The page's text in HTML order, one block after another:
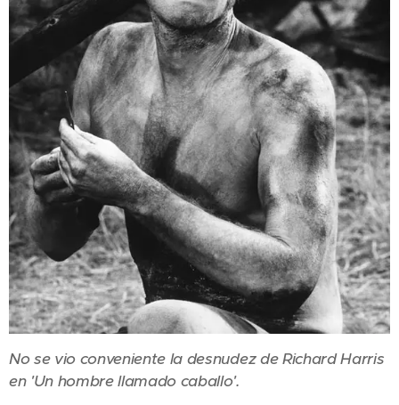
No se vio conveniente la desnudez de Richard Harris
en 'Un hombre llamado caballo'.